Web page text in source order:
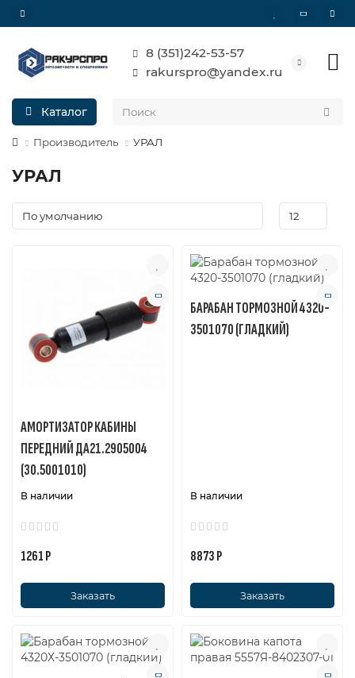
8 (351)242-53-57
rakurspro@yandex.ru
Каталог
Производитель УРАЛ
УРАЛ
АМОРТИЗАТОР КАБИНЫ
ПЕРЕДНИЙ ДА21.2905004
(30.5001010)
В наличии
1261 Р
Заказать
БАРАБАН ТОРМОЗНОЙ 4320-
3501070 (ГЛАДКИЙ)
В наличии
8873 Р
Заказать